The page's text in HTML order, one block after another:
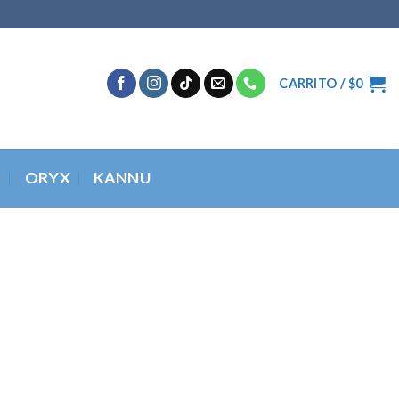
CARRITO /$0
ORYX KANNU